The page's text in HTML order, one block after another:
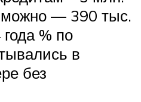
можно — 390 тыс.
% по
в
без